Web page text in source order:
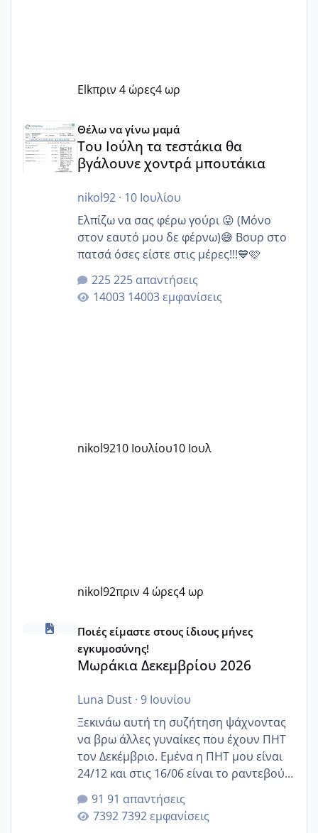
Elkπριν 4 ώρες4 ωρ
Θέλω να γίνω μαμά
Του Ιούλη τα τεστάκια θα
βγάλουνε χοντρά μπουτάκια
nikol92· 10 Ιουλίου
Ελπίζω να σας φέρω γούρι 😜 (Μόνο
στον εαυτό μου δε φέρνω)😅 Βουρ στο
πατσά όσες είστε στις μέρες!!!💙🩷
225 απαντήσεις
14003 εμφανίσεις
nikol9210 Ιουλίου10 Ιουλ
nikol92πριν 4 ώρες4 ωρ
Μωράκια Δεκεμβρίου 2026
Ποιές είμαστε στους ίδιους μήνες
εγκυμοσύνης!
Μωράκια Δεκεμβρίου 2026
Luna Dust· 9 Ιουνίου
Ξεκινάω αυτή τη συζήτηση ψάχνοντας
να βρω άλλες γυναίκες που έχουν ΠΗΤ
τον Δεκέμβριο. Εμένα η ΠΗΤ μου είναι
24/12 και στις 16/06 είναι το ραντεβού
της αυχενικής διαφάνειας. Έχω αρκετό
άγχος και οι μέρες δεν φαίνεται να
περνάνε με τίποτα.
91 απαντήσεις
7392 εμφανίσεις